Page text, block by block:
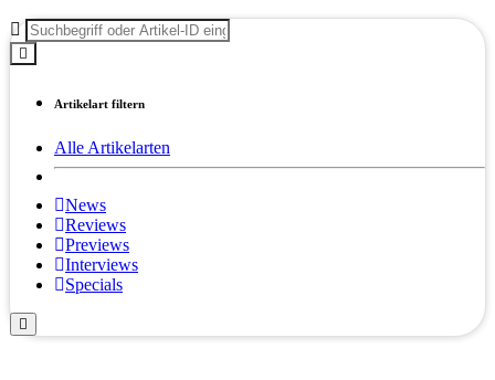
Artikelart filtern
Alle Artikelarten
News
Reviews
Previews
Interviews
Specials